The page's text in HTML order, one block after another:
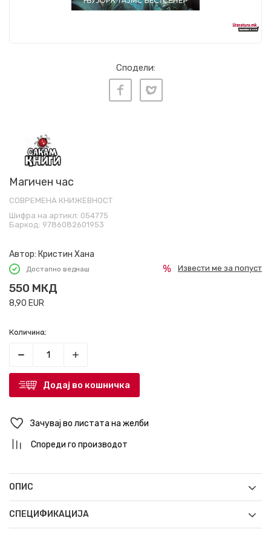
Сподели:
Магичен час
СОВРЕМЕНА КНИЖЕВНОСТ
Шифра на артикл: 054775
Баркод: 9786082601953
Автор: Кристин Хана
Достапно веднаш
550 МКД
8,90 EUR
Извести ме за попуст
Количина:
Додај во кошничка
Зачувај во листата на желби
Спореди го производот
ОПИС
СПЕЦИФИКАЦИЈА